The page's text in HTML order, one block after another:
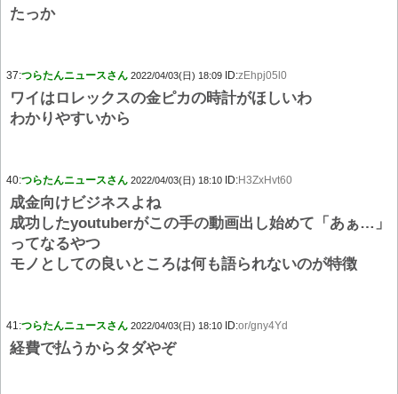
たっか
37:つらたんニュースさん 2022/04/03(日) 18:09 ID:zEhpj05l0
ワイはロレックスの金ピカの時計がほしいわ
わかりやすいから
40:つらたんニュースさん 2022/04/03(日) 18:10 ID:H3ZxHvt60
成金向けビジネスよね
成功したyoutuberがこの手の動画出し始めて「あぁ…」
ってなるやつ
モノとしての良いところは何も語られないのが特徴
41:つらたんニュースさん 2022/04/03(日) 18:10 ID:or/gny4Yd
経費で払うからタダやぞ